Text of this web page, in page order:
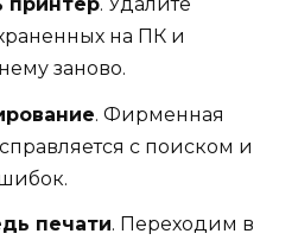
принтер. Удалите
на ПК и
заново.
. Фирменная
с поиском и
печати. Переходим в